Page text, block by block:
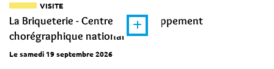
VISITE
La Briqueterie - Centre de développement
chorégraphique national
Le samedi 19 septembre 2026